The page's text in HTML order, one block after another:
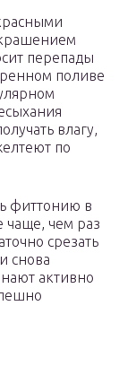
перепады
поливе
влагу,
по
фиттонию в
чаще, чем раз
срезать
снова
активно